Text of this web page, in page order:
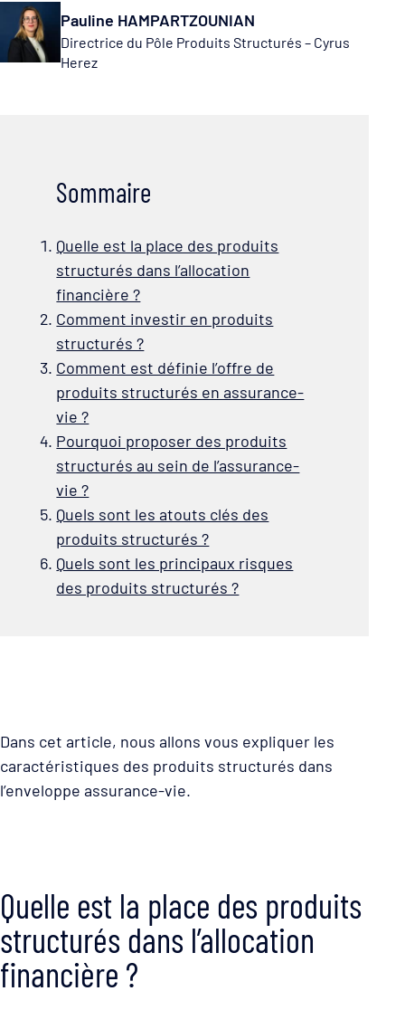
Pauline HAMPARTZOUNIAN
Directrice du Pôle Produits Structurés – Cyrus
Herez
Sommaire
Quelle est la place des produits
structurés dans l’allocation
financière ?
Comment investir en produits
structurés ?
Comment est définie l’offre de
produits structurés en assurance-
vie ?
Pourquoi proposer des produits
structurés au sein de l’assurance-
vie ?
Quels sont les atouts clés des
produits structurés ?
Quels sont les principaux risques
des produits structurés ?
Dans cet article, nous allons vous expliquer les
caractéristiques des produits structurés dans
l’enveloppe assurance-vie.
Quelle est la place des produits
structurés dans l’allocation
financière ?